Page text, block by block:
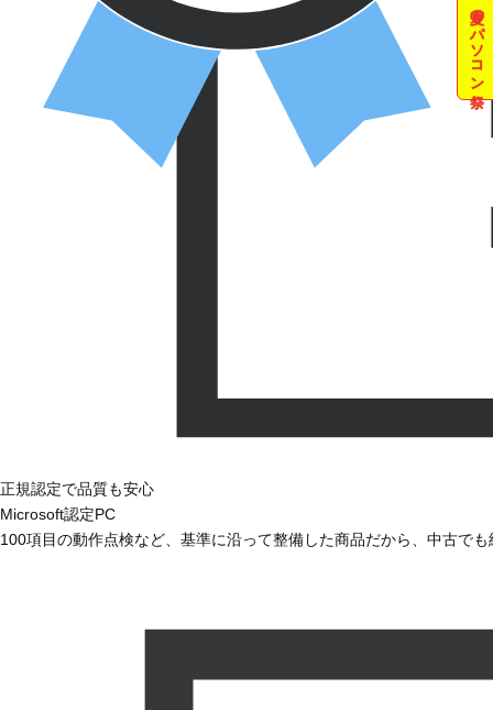
夏のパソコン祭
正規認定で品質も安心
Microsoft認定PC
100項目の動作点検など、基準に沿って整備した商品だから、中古で